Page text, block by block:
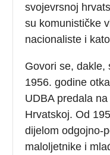
svojevrsnoj
su komunističke
nacionaliste i
Govori se, dakle,
1956. godine
UDBA predala
Hrvatskoj. Od
dijelom odgojno-
maloljetnike i